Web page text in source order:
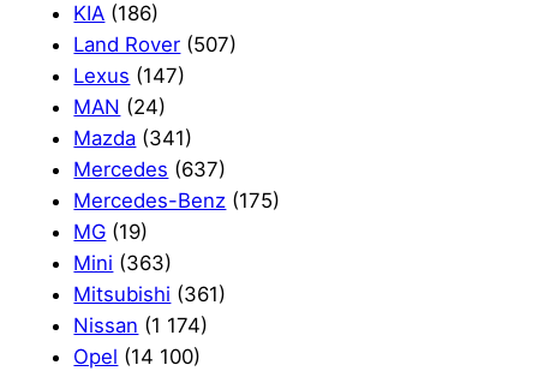
KIA (186)
Land Rover (507)
Lexus (147)
MAN (24)
Mazda (341)
Mercedes (637)
Mercedes-Benz (175)
MG (19)
Mini (363)
Mitsubishi (361)
Nissan (1 174)
Opel (14 100)